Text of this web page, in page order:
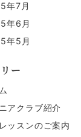
年7月
年6月
年5月
ー
アクラブ紹介
ッスンのご案内